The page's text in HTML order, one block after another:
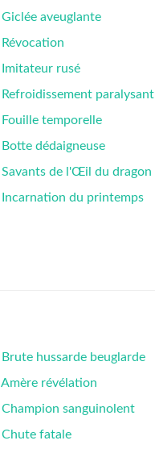
Giclée aveuglante
Révocation
Imitateur rusé
Refroidissement paralysant
Fouille temporelle
Botte dédaigneuse
Savants de l'Œil du dragon
Incarnation du printemps
Brute hussarde beuglarde
Amère révélation
Champion sanguinolent
Chute fatale